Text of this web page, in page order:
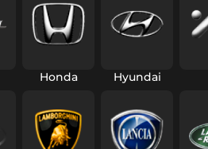
Honda Hyundai